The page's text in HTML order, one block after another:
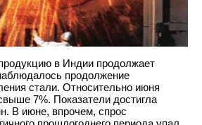
в Индии продолжает
продолжение
стали. Относительно июня
7%. Показатели достигла
В июне, впрочем, спрос